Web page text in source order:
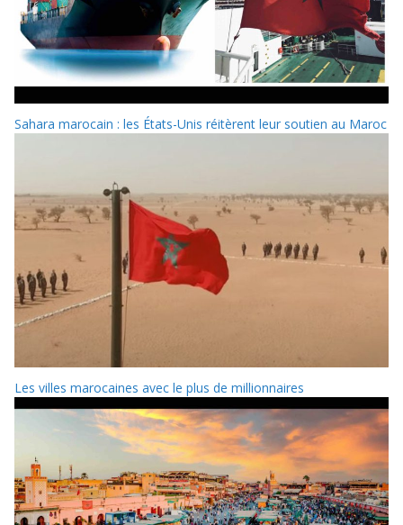
Sahara marocain : les États-Unis réitèrent leur soutien au Maroc
Les villes marocaines avec le plus de millionnaires